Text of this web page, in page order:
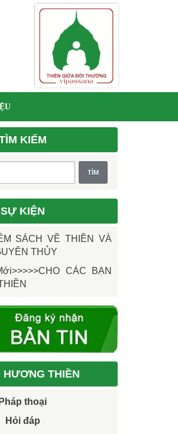
KIẾM
SỰ KIỆN
SÁCH VỀ THIỀN VÀ
THỦY
CÁC BẠN
HƯƠNG THIỀN
Pháp thoại
Hỏi đáp